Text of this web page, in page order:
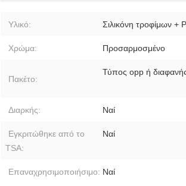
Υλικό: Σιλικόνη τροφίμων +
Χρώμα: Προσαρμοσμένο
Πακέτο:
Τύπος opp ή
Διαρκής: Ναί
Εγκριτώθηκε από το
TSA:
Ναί
Επαναχρησιμοποιήσιμο: Ναί